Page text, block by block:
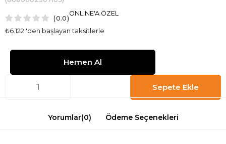
0.0
₺6.122 'den başlayan taksitlerle
ONLINE'A ÖZEL
Yorumlar(0) Ödeme Seçenekleri